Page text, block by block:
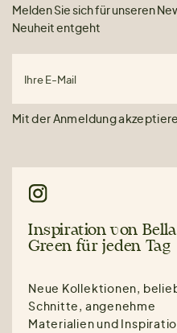
Melden Sie sich für unseren
Neuheit entgeht
Ihre E-Mail
Mit der Anmeldung
Inspiration von Bella
Green für jeden Tag
Neue Kollektionen,
Schnitte, angenehme
Materialien und